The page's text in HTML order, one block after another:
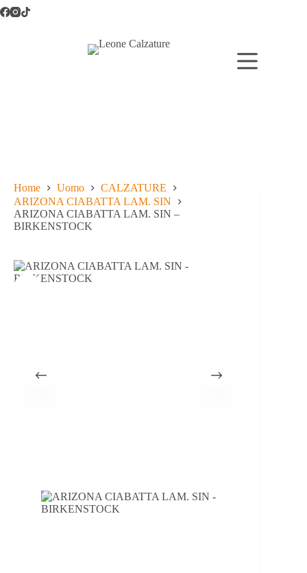
Salta
al
Home Uomo
CALZATURE
ARIZONA CIABATTA LAM. SIN
ARIZONA CIABATTA LAM. SIN –
BIRKENSTOCK